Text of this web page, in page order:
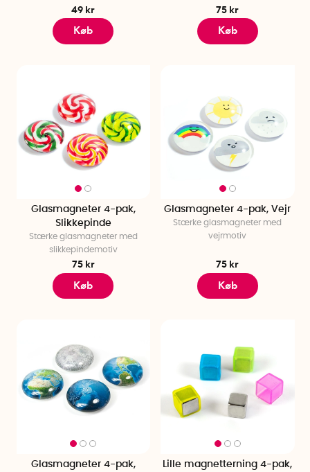
49 kr
Køb
75 kr
Køb
Glasmagneter 4-pak,
Slikkepinde
Stærke glasmagneter med
slikkepindemotiv
75 kr
Køb
Glasmagneter 4-pak, Vejr
Stærke glasmagneter med
vejrmotiv
75 kr
Køb
Glasmagneter 4-pak,
Lille magnetterning 4-pak,